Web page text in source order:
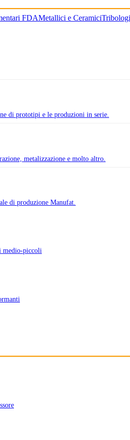
FDAMetallici e Ceramici
di prototipi e le produzioni in serie.
metalizzazione e molto altro.
di produzione Manufat.
medio-piccoli